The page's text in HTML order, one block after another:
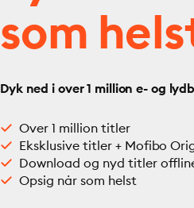
som
Dyk ned i over 1 million e- og
Over 1 million titler
Eksklusive titler + Mofibo
Download og nyd titler
Opsig når som helst